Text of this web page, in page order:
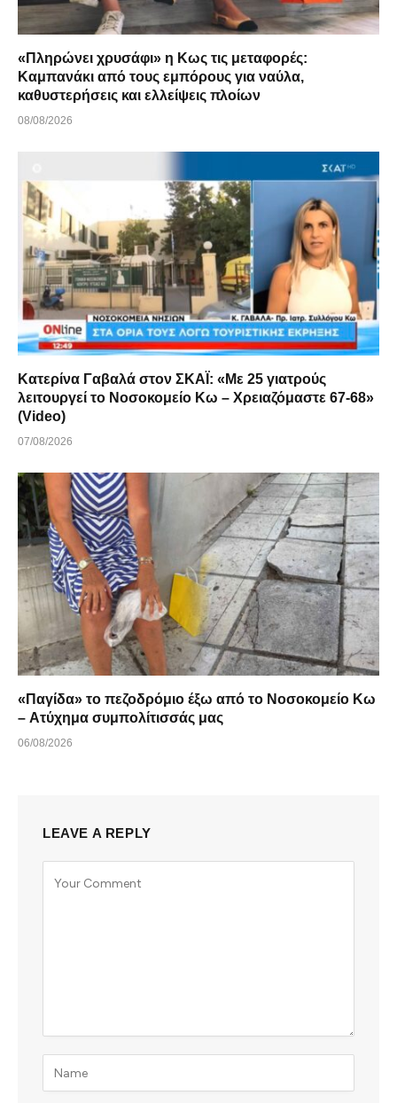
«Πληρώνει χρυσάφι» η Κως τις μεταφορές:
Καμπανάκι από τους εμπόρους για ναύλα,
καθυστερήσεις και ελλείψεις πλοίων
08/08/2026
Κατερίνα Γαβαλά στον ΣΚΑΪ: «Με 25 γιατρούς
λειτουργεί το Νοσοκομείο Κω – Χρειαζόμαστε 67-68»
(Video)
07/08/2026
«Παγίδα» το πεζοδρόμιο έξω από το Νοσοκομείο Κω
– Ατύχημα συμπολίτισσάς μας
06/08/2026
LEAVE A REPLY